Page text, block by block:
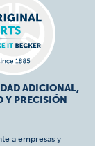
ADICIONAL,
Y PRECISIÓN
a empresas y